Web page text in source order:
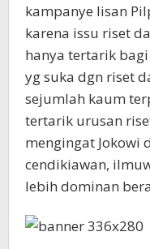
kampanye lisan
karena issu riset
hanya tertarik
yg suka dgn riset
sejumlah kaum
tertarik urusan
mengingat Jokowi
cendikiawan,
lebih dominan